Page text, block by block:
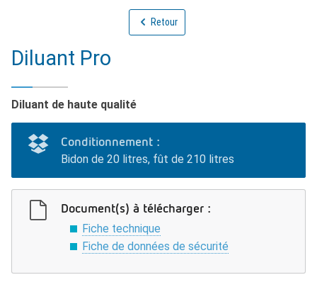
Retour
Diluant Pro
Diluant de haute qualité
Conditionnement :
Bidon de 20 litres, fût de 210 litres
Document(s) à télécharger :
Fiche technique
Fiche de données de sécurité